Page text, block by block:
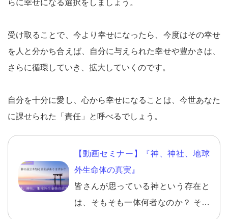
らに幸せになる選択をしましょう。
受け取ることで、今より幸せになったら、今度はその幸せ
を人と分かち合えば、自分に与えられた幸せや豊かさは、
さらに循環していき、拡大していくのです。
自分を十分に愛し、心から幸せになることは、今世あなた
に課せられた「責任」と呼べるでしょう。
【動画セミナー】『神、神社、地球
外生命体の真実』
皆さんが思っている神という存在と
は、そもそも一体何者なのか？ そし